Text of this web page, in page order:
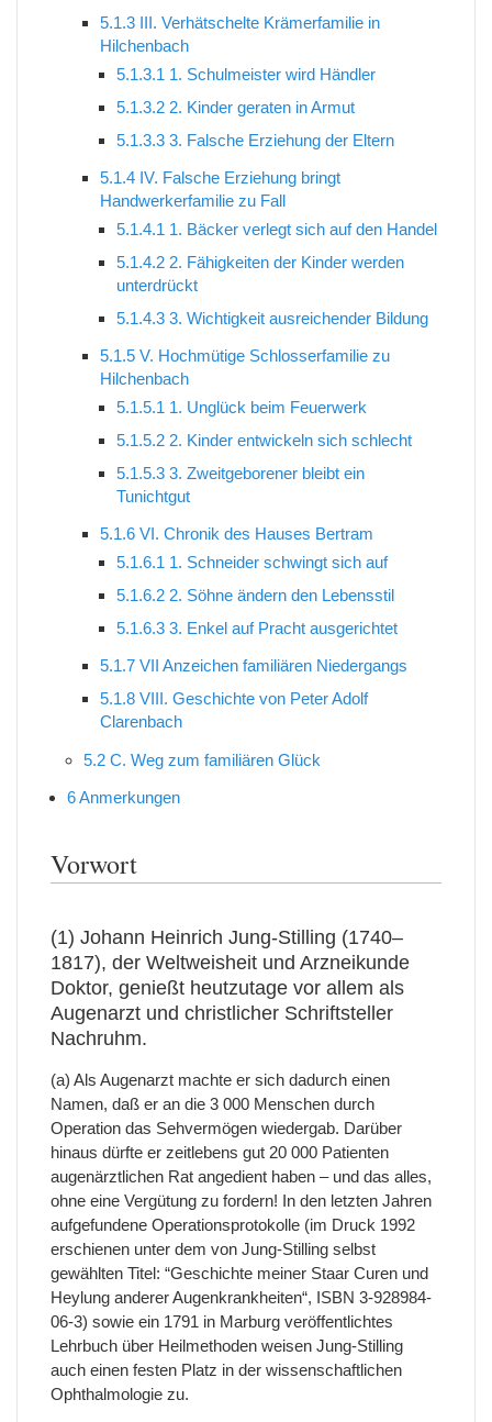
5.1.3 III. Verhätschelte Krämerfamilie in
Hilchenbach
5.1.3.1 1. Schulmeister wird Händler
5.1.3.2 2. Kinder geraten in Armut
5.1.3.3 3. Falsche Erziehung der Eltern
5.1.4 IV. Falsche Erziehung bringt
Handwerkerfamilie zu Fall
5.1.4.1 1. Bäcker verlegt sich auf den Handel
5.1.4.2 2. Fähigkeiten der Kinder werden
unterdrückt
5.1.4.3 3. Wichtigkeit ausreichender Bildung
5.1.5 V. Hochmütige Schlosserfamilie zu
Hilchenbach
5.1.5.1 1. Unglück beim Feuerwerk
5.1.5.2 2. Kinder entwickeln sich schlecht
5.1.5.3 3. Zweitgeborener bleibt ein
Tunichtgut
5.1.6 VI. Chronik des Hauses Bertram
5.1.6.1 1. Schneider schwingt sich auf
5.1.6.2 2. Söhne ändern den Lebensstil
5.1.6.3 3. Enkel auf Pracht ausgerichtet
5.1.7 VII Anzeichen familiären Niedergangs
5.1.8 VIII. Geschichte von Peter Adolf
Clarenbach
5.2 C. Weg zum familiären Glück
6Anmerkungen
Vorwort
(1) Johann Heinrich Jung-Stilling (1740–
1817), der Weltweisheit und Arzneikunde
Doktor, genießt heutzutage vor allem als
Augenarzt und christlicher Schriftsteller
Nachruhm.
(a) Als Augenarzt machte er sich dadurch einen
Namen, daß er an die 3 000 Menschen durch
Operation das Sehvermögen wiedergab. Darüber
hinaus dürfte er zeitlebens gut 20 000 Patienten
augenärztlichen Rat angedient haben – und das alles,
ohne eine Vergütung zu fordern! In den letzten Jahren
aufgefundene Operationsprotokolle (im Druck 1992
erschienen unter dem von Jung-Stilling selbst
gewählten Titel: “Geschichte meiner Staar Curen und
Heylung anderer Augenkrankheiten“, ISBN 3-928984-
06-3) sowie ein 1791 in Marburg veröffentlichtes
Lehrbuch über Heilmethoden weisen Jung-Stilling
auch einen festen Platz in der wissenschaftlichen
Ophthalmologie zu.